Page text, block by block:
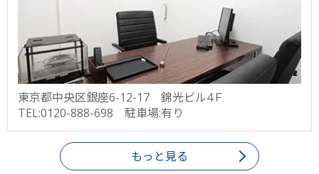
東京都中央区銀座6-12-17 錦光ビル4Ｆ
TEL:0120-888-698 駐車場:有り
もっと見る